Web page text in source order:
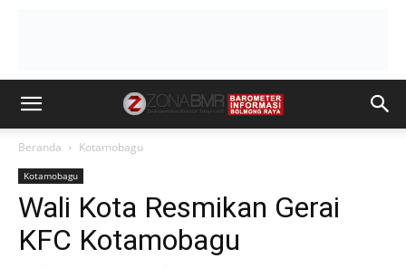
Beranda Kotamobagu
Kotamobagu
Wali Kota Resmikan Gerai
KFC Kotamobagu